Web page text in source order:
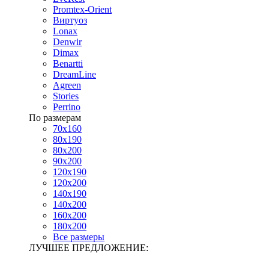
Promtex-Orient
Виртуоз
Lonax
Denwir
Dimax
Benartti
DreamLine
Agreen
Stories
Perrino
По размерам
70х160
80х190
80х200
90х200
120х190
120х200
140х190
140х200
160х200
180х200
Все размеры
ЛУЧШЕЕ ПРЕДЛОЖЕНИЕ: